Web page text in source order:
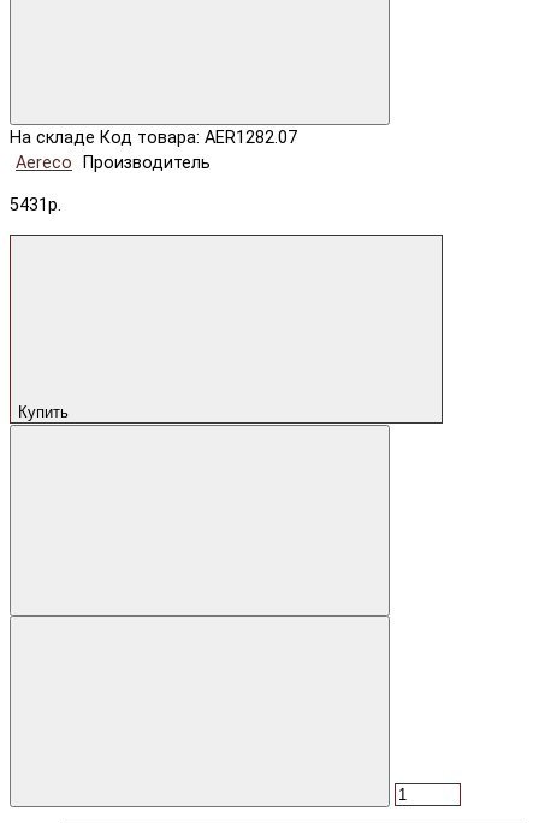
На складе Код товара: AER1282.07
Aereco
Производитель
5431р.
Купить